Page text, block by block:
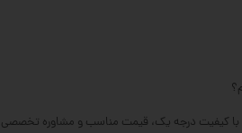
درجه یک، قیمت مناسب و مشاوره تخصصی رایگان هستید،